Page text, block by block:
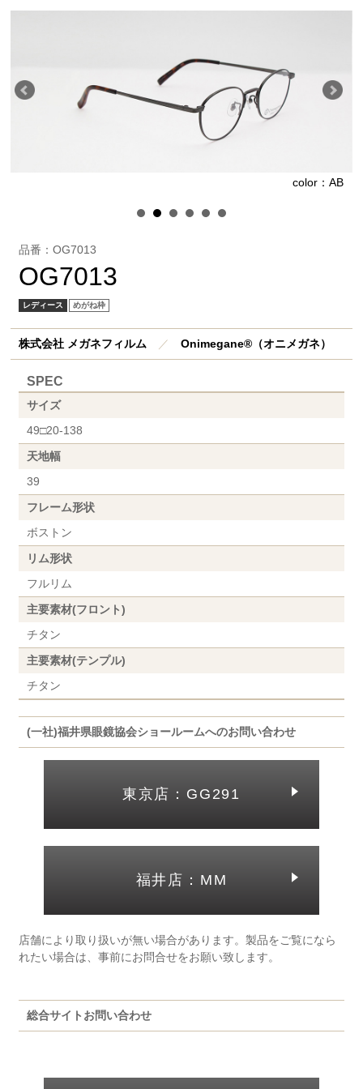
color：AB
品番：OG7013
OG7013
レディース めがね枠
株式会社 メガネフィルム ／Onimegane®（オニメガネ）
SPEC
サイズ
49□20-138
天地幅
39
フレーム形状
ボストン
リム形状
フルリム
主要素材(フロント)
チタン
主要素材(テンプル)
チタン
(一社)福井県眼鏡協会ショールームへのお問い合わせ
東京店：GG291
福井店：MM
店舗により取り扱いが無い場合があります。製品をご覧になら
れたい場合は、事前にお問合せをお願い致します。
総合サイトお問い合わせ